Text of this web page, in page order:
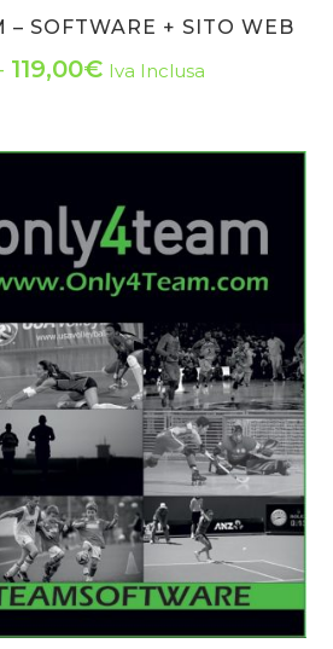
– SOFTWARE + SITO WEB
119,00€Fascia
prezzo:
5,00€
a
119,00€
Iva Inclusa
varianti.
Le
opzioni
possono
essere
scelte
pagina
prodotto